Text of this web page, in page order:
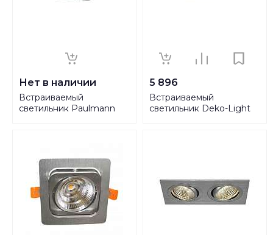
Нет в наличии
Встраиваемый
светильник Paulmann
5 896
Встраиваемый
светильник Deko-Light